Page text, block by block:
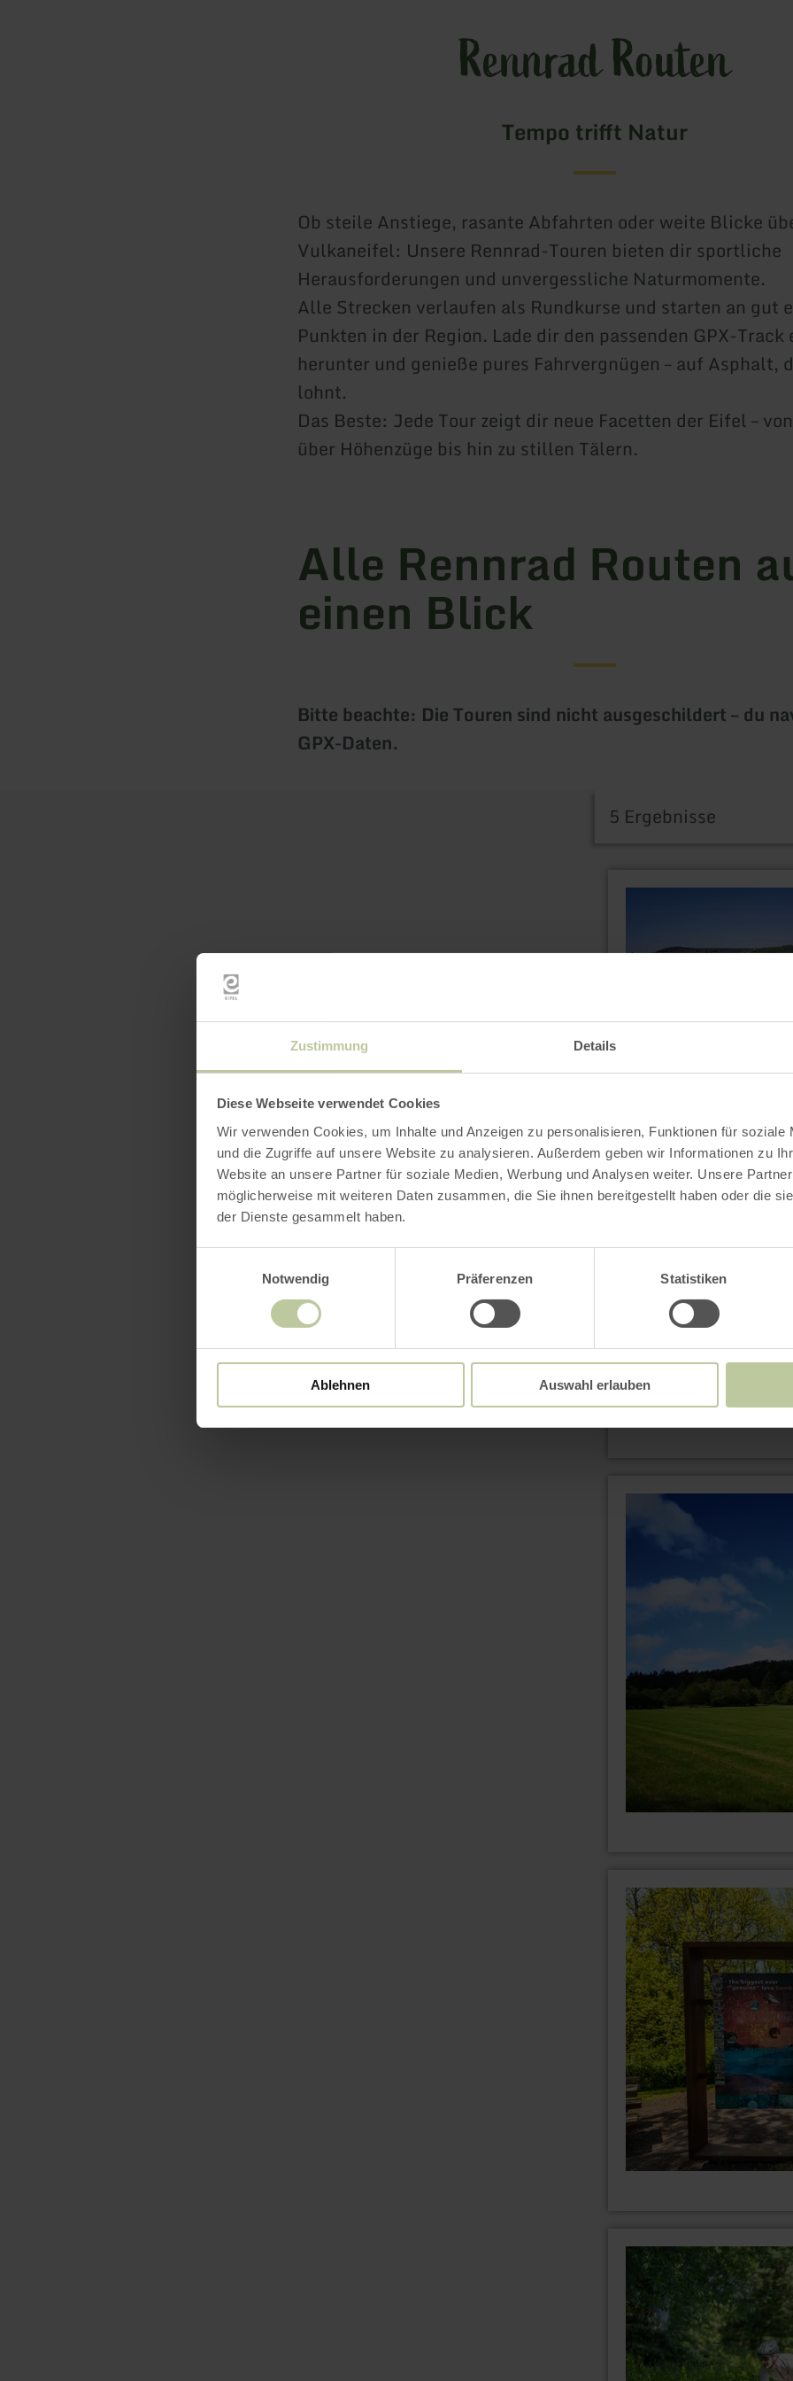
Zustimmung Details
Diese Webseite verwendet Cookies
Wir verwenden Cookies, um Inhalte und Anzeigen zu personalisieren, Funktionen für soziale
und die Zugriffe auf unsere Website zu analysieren. Außerdem geben wir Informationen zu
Website an unsere Partner für soziale Medien, Werbung und Analysen weiter. Unsere
möglicherweise mit weiteren Daten zusammen, die Sie ihnen bereitgestellt haben oder die
der Dienste gesammelt haben.
Notwendig
Präferenzen Statistiken
Ablehnen Auswahl erlauben
Rennrad Routen
Tempo trifft Natur
Ob steile Anstiege, rasante Abfahrten oder weite Blicke
Vulkaneifel: Unsere Rennrad-Touren bieten dir sportliche
Herausforderungen und unvergessliche Naturmomente.
Alle Strecken verlaufen als Rundkurse und starten an gut
Punkten in der Region. Lade dir den passenden GPX-Track
herunter und genieße pures Fahrvergnügen – auf Asphalt,
lohnt.
Das Beste: Jede Tour zeigt dir neue Facetten der Eifel –
über Höhenzüge bis hin zu stillen Tälern.
Alle Rennrad Routen
einen Blick
Bitte beachte: Die Touren sind nicht ausgeschildert – du
GPX-Daten.
5 Ergebnisse
Tour:
mehr
erfahren
zu:
Rennrad-
Tour:
&amp;
mehr
erfahren
zu:
Rennrad-
Tour:
sportlich
&amp;
motiviert
mehr
erfahren
Rennrad-
Tour:
Vulkaneifel-
Challenge